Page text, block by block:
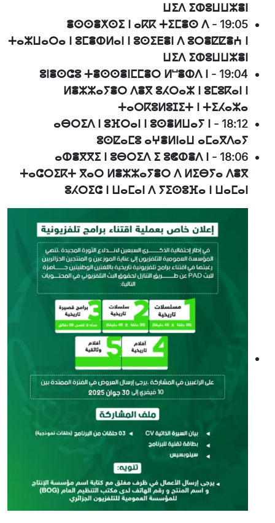
ⵡⵉⴷ ⵉⵀⵓⵡⵡⵣⴻⵏ
19:05
-
ⴻⵙⵙⴻⵅⵙⵉ ⵏ ⴰⴽⴽ ⵜⵉⵎⴻⵙ ⴷ
ⵜⴰⵣⵡⴰⵔⴰ ⵏ ⵓⵎⴻⵀⵍⴰⵏ ⵏ ⵓⵙⵉⴹⴻⵏ ⴷ ⵓⵔⴻⵇⵇⴻⵄ ⵏ
ⵡⵉⴷ ⵉⵀⵓⵡⵡⵣⴻⵏ
19:04
-
ⵓⵏⴻⵙⵛⵓ ⵜⴻⵙⵙⴻⵏⵎⵎⴻⵔ ⵍⵯⴻⵀⴷ ⵏ
ⵍⴻⵣⵣⴰⵢⴻⵔ ⴷⴻⴳ ⵓⵃⵔⴰⵣ ⵏ ⵓⵎⵓⴽⴰⵏ ⵏ
ⵜⴰⵔⴽⵓⵍⵓⵊⵉⵜ ⵏ ⵜⵉⵃⴰⵣⴰ
18:12
-
ⴰⴱⵔⵉⴷ ⵏ ⵓⴼⵔⴰⵏ ⵏ ⵓⵙⴻⵍⵡⴰⵢ ⵏ
ⵓⵙⵇⴰⵎⵓ ⴰⵖⴻⵍⵏⴰⵡ ⴰⵎⴰⴳⴷⴰⵢ
18:06
-
ⴰⵀⴻⴳⴳⵉ ⵏ ⵓⴱⵔⵉⴷ ⵉ ⵓⵞⵀⴻⴷ ⵏ
ⵜⴰⵛⵔⵉⴽⵜ ⴳⴰⵔ ⵍⴻⵣⵣⴰⵢⴻⵔ ⴷ ⵍⵉⴱⵢⴰ ⴷⴻⴳ
ⵓⵃⵔⵉⵛ ⵏ ⵡⴰⵎⴰⵏ ⴷ ⵢⵉⵙⵓⴼⴰ ⵏ ⵡⴰⵎⴰⵏ